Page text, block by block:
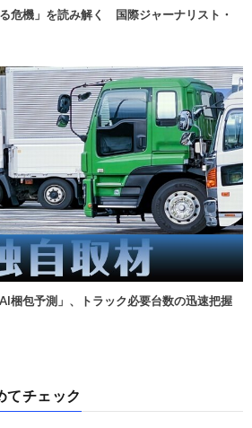
危機」を読み解く 国際ジャーナリスト・
梱包予測」、トラック必要台数の迅速把握
てチェック